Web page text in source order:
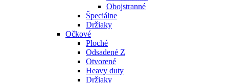
Obojstranné
Špeciálne
Držiaky
Očkové
Ploché
Odsadené Z
Otvorené
Heavy duty
Držiaky